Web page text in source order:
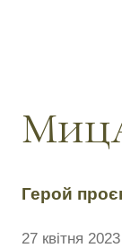
Герой
27 квітня